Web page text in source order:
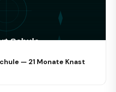
— 21 Monate Knast